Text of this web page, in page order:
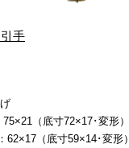
手
75×21（底寸72×17･変形）
底寸59×14･変形）